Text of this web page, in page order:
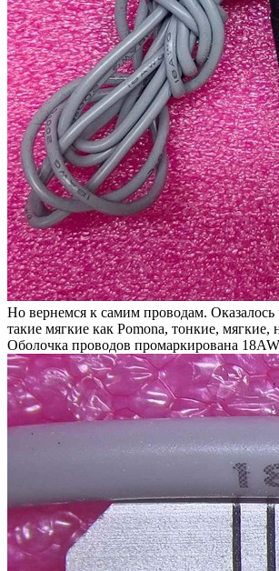
Но вернемся к самим проводам. Оказалось
такие мягкие как Pomona, тонкие, мягкие,
Оболочка проводов промаркирована